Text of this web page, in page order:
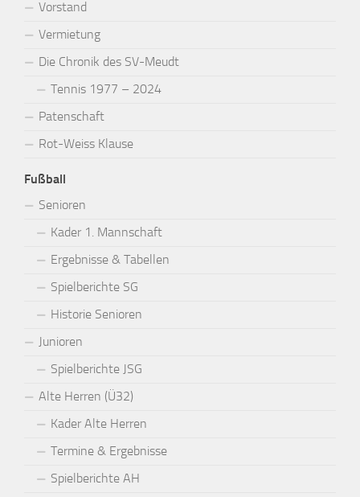
Vorstand
Vermietung
Die Chronik des SV-Meudt
Tennis 1977 – 2024
Patenschaft
Rot-Weiss Klause
Fußball
Senioren
Kader 1. Mannschaft
Ergebnisse & Tabellen
Spielberichte SG
Historie Senioren
Junioren
Spielberichte JSG
Alte Herren (Ü32)
Kader Alte Herren
Termine & Ergebnisse
Spielberichte AH